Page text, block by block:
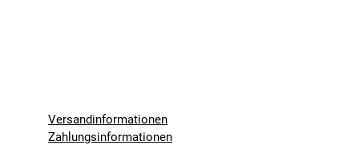
Versandinformationen
Zahlungsinformationen